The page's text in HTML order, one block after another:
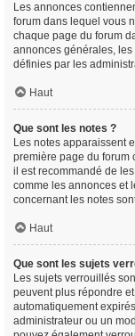
Les annonces
forum dans lequel vous
chaque page du forum
annonces générales,
définies par les
Haut
Que sont les notes ?
Les notes apparaissent
première page du forum
il est recommandé de
comme les annonces et
concernant les notes
Haut
Que sont les sujets
Les sujets verrouillés
peuvent plus répondre
automatiquement
administrateur ou un